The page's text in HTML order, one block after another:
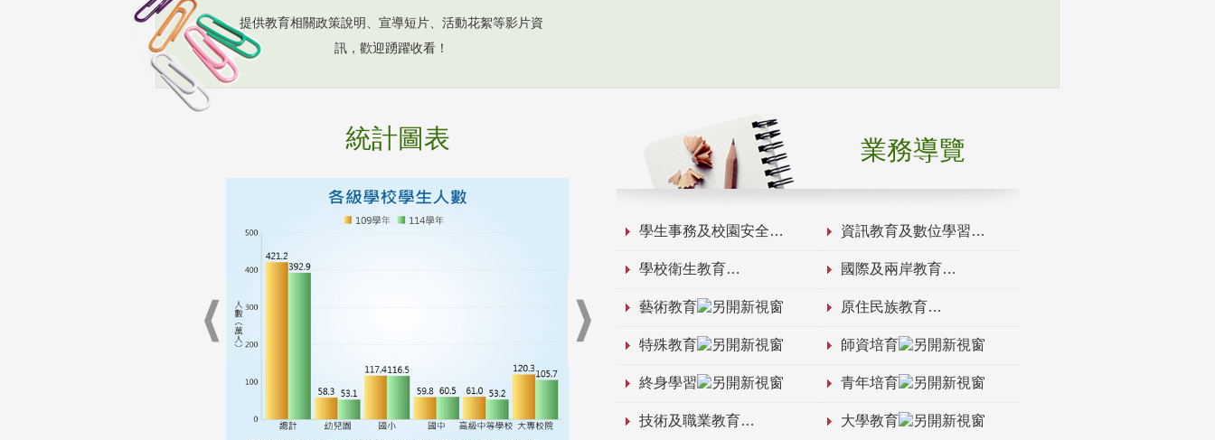
提供教育相關政策說明、宣導短片、活動花絮等影片資
訊，歡迎踴躍收看！
統計圖表 業務導覽
學生事務及校園安全 資訊教育及數位學習
學校衛生教育 國際及兩岸教育
藝術教育 原住民族教育
特殊教育 師資培育
終身學習 青年培育
技術及職業教育 大學教育